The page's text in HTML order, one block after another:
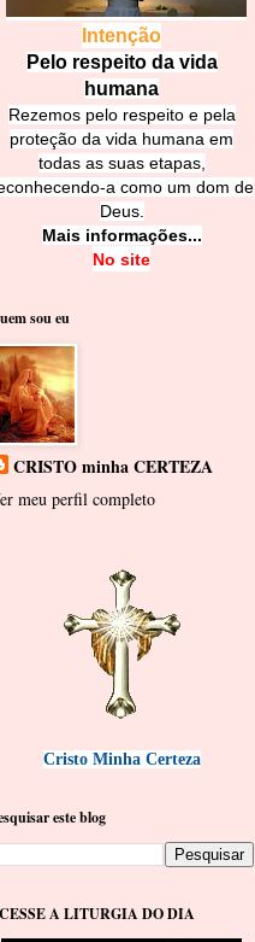
Intenção
Pelo respeito da vida
humana
Rezemos pelo respeito e pela
proteção da vida humana em
todas as suas etapas,
a como um dom de
Deus.
Mais informações...
No site
sou eu
CRISTO minha CERTEZA
meu perfil completo
Cristo Minha Certeza
este blog
A LITURGIA DO DIA